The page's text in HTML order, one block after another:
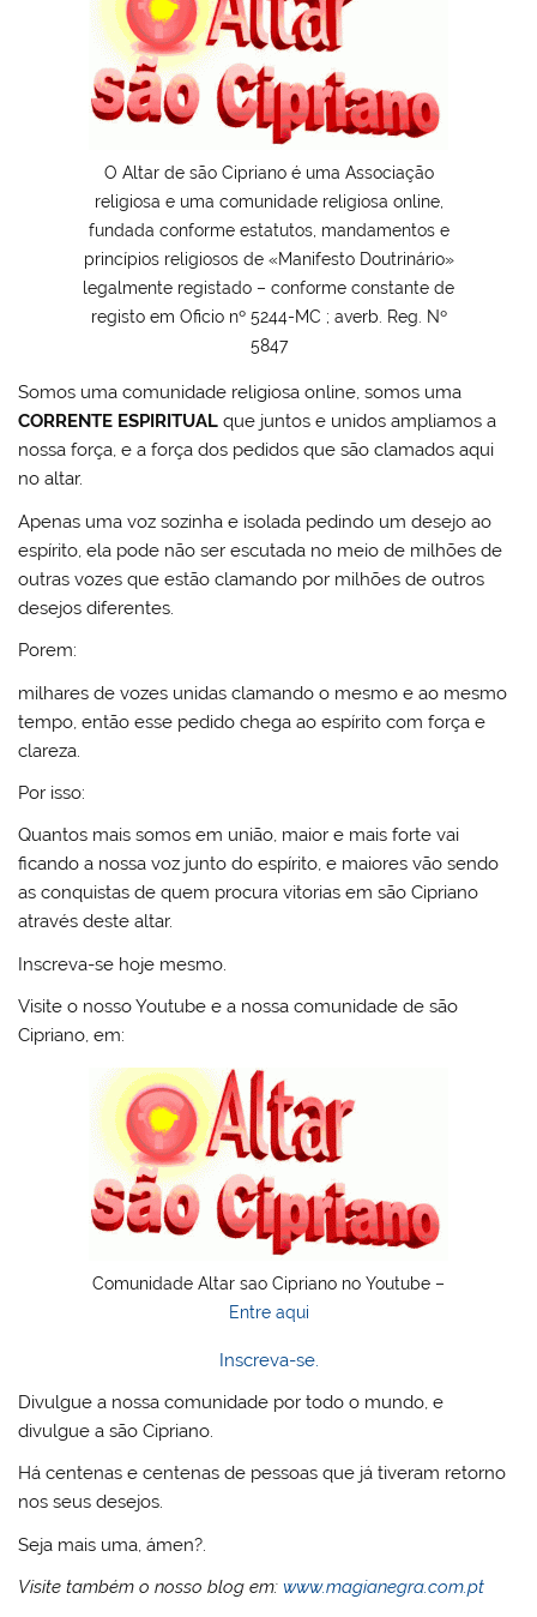
O Altar de são Cipriano é uma Associação
religiosa e uma comunidade religiosa online,
fundada conforme estatutos, mandamentos e
princípios religiosos de «Manifesto Doutrinário»
legalmente registado – conforme constante de
registo em Oficio nº 5244-MC ; averb. Reg. Nº
5847
Somos uma comunidade religiosa online, somos uma
CORRENTE ESPIRITUAL que juntos e unidos ampliamos a
nossa força, e a força dos pedidos que são clamados aqui
no altar.
Apenas uma voz sozinha e isolada pedindo um desejo ao
espírito, ela pode não ser escutada no meio de milhões de
outras vozes que estão clamando por milhões de outros
desejos diferentes.
Porem:
milhares de vozes unidas clamando o mesmo e ao mesmo
tempo, então esse pedido chega ao espírito com força e
clareza.
Por isso:
Quantos mais somos em união, maior e mais forte vai
ficando a nossa voz junto do espírito, e maiores vão sendo
as conquistas de quem procura vitorias em são Cipriano
através deste altar.
Inscreva-se hoje mesmo.
Visite o nosso Youtube e a nossa comunidade de são
Cipriano, em:
Comunidade Altar sao Cipriano no Youtube –
Entre aqui
Inscreva-se.
Divulgue a nossa comunidade por todo o mundo, e
divulgue a são Cipriano.
Há centenas e centenas de pessoas que já tiveram retorno
nos seus desejos.
Seja mais uma, ámen?.
Visite também o nosso blog em:www.magianegra.com.pt